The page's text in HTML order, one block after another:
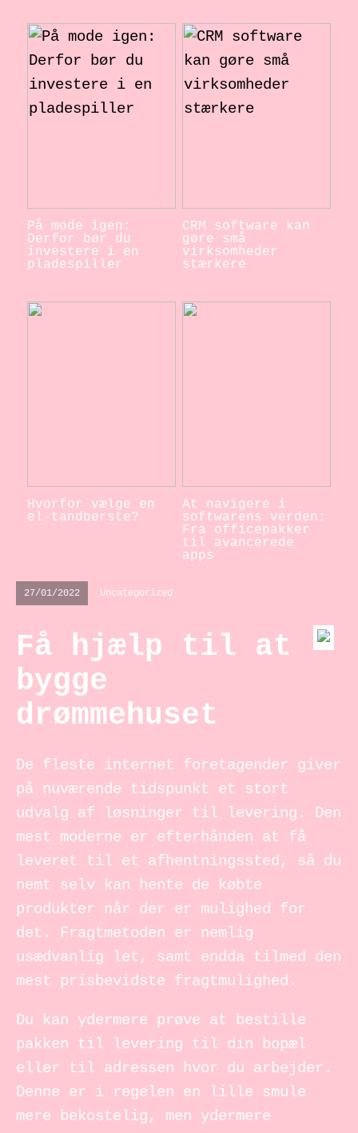
På mode igen:
Derfor bør du
investere i en
pladespiller
CRM software kan
gøre små
virksomheder
stærkere
Hvorfor vælge en
el-tandbørste?
At navigere i
softwarens verden:
Fra officepakker
til avancerede
apps
27/01/2022 Uncategorized
Få hjælp til at
bygge
drømmehuset
De fleste internet foretagender giver
på nuværende tidspunkt et stort
udvalg af løsninger til levering. Den
mest moderne er efterhånden at få
leveret til et afhentningssted, så du
nemt selv kan hente de købte
produkter når der er mulighed for
det. Fragtmetoden er nemlig
usædvanlig let, samt endda tilmed den
mest prisbevidste fragtmulighed.
Du kan ydermere prøve at bestille
pakken til levering til din bopæl
eller til adressen hvor du arbejder.
Denne er i regelen en lille smule
mere bekostelig, men ydermere